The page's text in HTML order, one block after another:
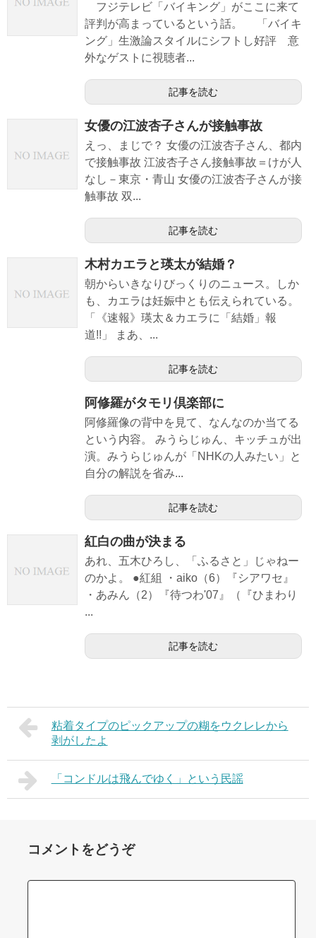
フジテレビ「バイキング」がここに来て
評判が高まっているという話。 「バイキ
ング」生激論スタイルにシフトし好評 意
外なゲストに視聴者...
記事を読む
女優の江波杏子さんが接触事故
えっ、まじで？ 女優の江波杏子さん、都内
で接触事故 江波杏子さん接触事故＝けが人
なし－東京・青山 女優の江波杏子さんが接
触事故 双...
記事を読む
木村カエラと瑛太が結婚？
朝からいきなりびっくりのニュース。しか
も、カエラは妊娠中とも伝えられている。
「《速報》瑛太＆カエラに「結婚」報
道!!」 まあ、...
記事を読む
阿修羅がタモリ倶楽部に
阿修羅像の背中を見て、なんなのか当てる
という内容。 みうらじゅん、キッチュが出
演。みうらじゅんが「NHKの人みたい」と
自分の解説を省み...
記事を読む
紅白の曲が決まる
あれ、五木ひろし、「ふるさと」じゃねー
のかよ。 ●紅組 ・aiko（6）『シアワセ』
・あみん（2）『待つわ'07』（『ひまわり
...
記事を読む
粘着タイプのピックアップの糊をウクレレから
剥がしたよ
「コンドルは飛んでゆく」という民謡
コメントをどうぞ